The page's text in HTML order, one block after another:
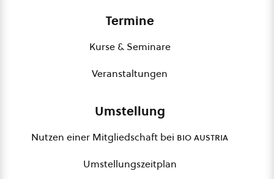
Termine
Kurse & Seminare
Veranstaltungen
Umstellung
Nutzen einer Mitgliedschaft bei bio austria
Umstellungszeitplan